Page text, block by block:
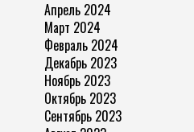
Апрель 2024
Март 2024
Февраль 2024
Декабрь 2023
Ноябрь 2023
Октябрь 2023
Сентябрь 2023